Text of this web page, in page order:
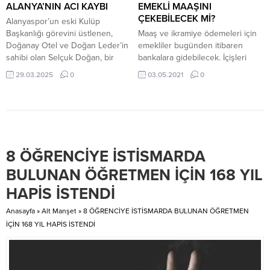
bir kez daha fileleri sarsarak...
ALANYA’NIN ACI KAYBI
Alanyaspor’un eski Kulüp
Başkanlığı görevini üstlenen,
Doğanay Otel ve Doğan Leder’in
sahibi olan Selçuk Doğan, bir
süredir Alanya Özel Yaşam
Hastanesi’nde tedavi görüyordu.
sektöründe önemli bir isimdi.
Alanyaspor Kulübü’ne...
29.03.2025 0
EMEKLİ MAAŞINI
ÇEKEBİLECEK Mİ?
Maaş ve ikramiye ödemeleri için
emekliler bugünden itibaren
bankalara gidebilecek. İçişleri
Bakanlığı, tam kapanma süreci ile
ilgili sıkça sorulan soruları basınla
Mayıs 2021 tarihleri arasında
yapılacak emekli maaş ve
ikramiye ödemeleri...
03.05.2021 0
8 ÖĞRENCİYE İSTİSMARDA
BULUNAN ÖĞRETMEN İÇİN 168 YIL
HAPİS İSTENDİ
Anasayfa » Alt Manşet » 8 ÖĞRENCİYE İSTİSMARDA BULUNAN ÖĞRETMEN
İÇİN 168 YIL HAPİS İSTENDİ